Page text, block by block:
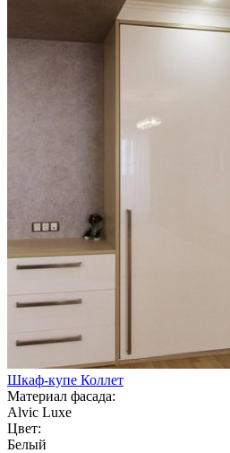
Шкаф-купе Коллет
Материал фасада:
Alvic Luxe
Цвет:
Белый